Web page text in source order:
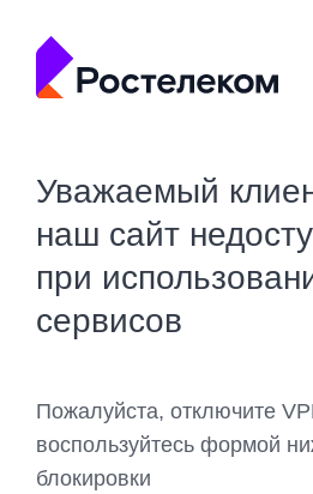
Уважаемый
наш сайт
при
сервисов
Пожалуйста, отключите
воспользуйтесь формой
блокировки